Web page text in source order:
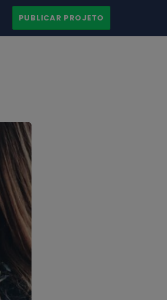
PUBLICAR PROJETO